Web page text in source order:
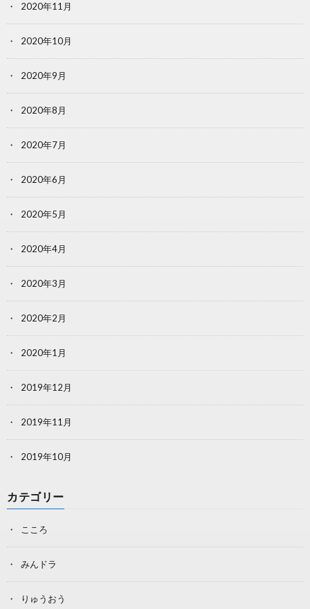
2020年11月
2020年10月
2020年9月
2020年8月
2020年7月
2020年6月
2020年5月
2020年4月
2020年3月
2020年2月
2020年1月
2019年12月
2019年11月
2019年10月
カテゴリー
こころ
みんドラ
りゅうおう